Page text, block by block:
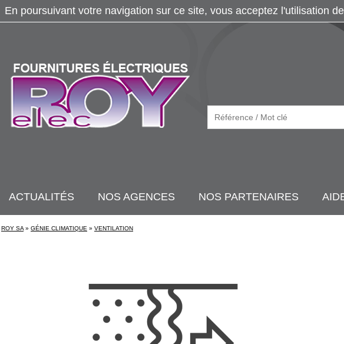
ACTUALITÉS NOS AGENCES NOS PARTENAIRES
ROY SA » GÉNIE CLIMATIQUE » VENTILATION
En poursuivant votre navigation sur ce site, vous acceptez